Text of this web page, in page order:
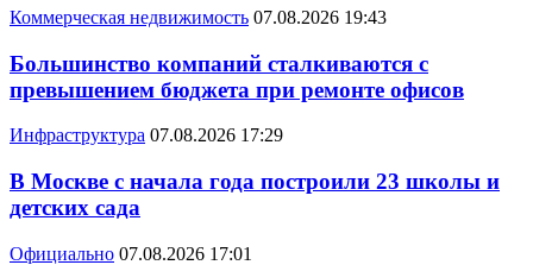
Коммерческая недвижимость 07.08.2026 19:43
Большинство компаний сталкиваются с
превышением бюджета при ремонте офисов
Инфраструктура 07.08.2026 17:29
В Москве с начала года построили 23 школы и
детских сада
Официально 07.08.2026 17:01